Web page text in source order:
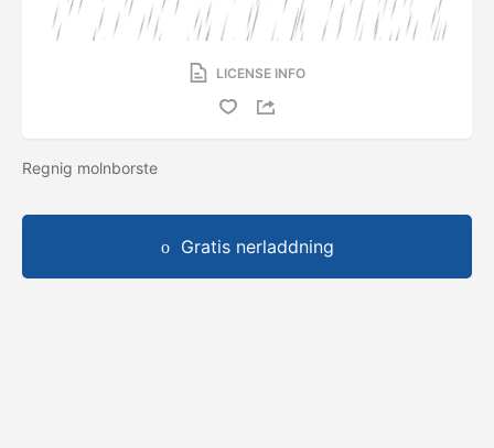
LICENSE INFO
Regnig molnborste
Gratis nerladdning